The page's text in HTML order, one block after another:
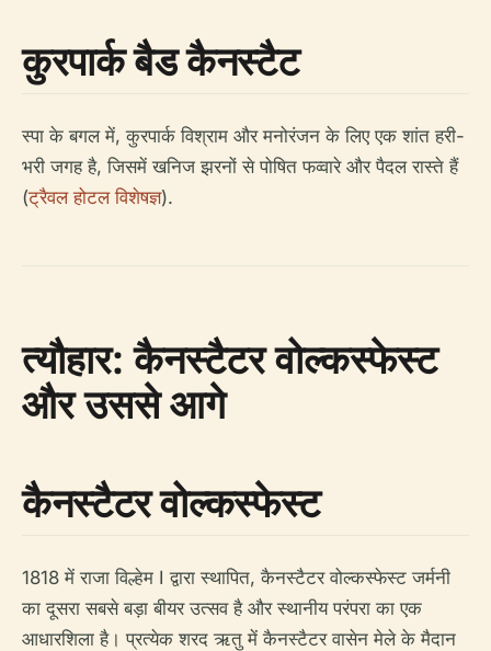
कुरपार्क बैड कैनस्टैट
स्पा के बगल में, कुरपार्क विश्राम और मनोरंजन के लिए एक शांत हरी-
भरी जगह है, जिसमें खनिज झरनों से पोषित फव्वारे और पैदल रास्ते हैं
(ट्रैवल होटल विशेषज्ञ).
त्यौहार: कैनस्टैटर वोल्कस्फेस्ट
और उससे आगे
कैनस्टैटर वोल्कस्फेस्ट
1818 में राजा विल्हेम I द्वारा स्थापित, कैनस्टैटर वोल्कस्फेस्ट जर्मनी
का दूसरा सबसे बड़ा बीयर उत्सव है और स्थानीय परंपरा का एक
आधारशिला है। प्रत्येक शरद ऋतु में कैनस्टैटर वासेन मेले के मैदान